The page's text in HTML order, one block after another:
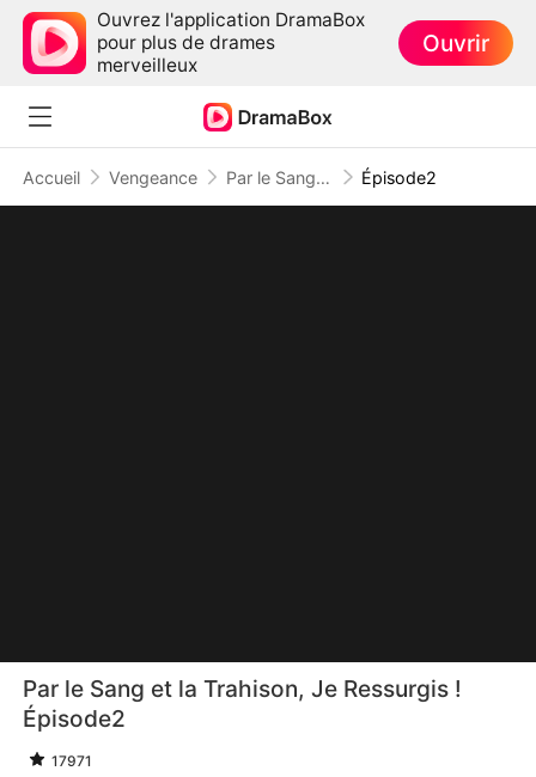
Ouvrez l'application DramaBox
pour plus de drames
merveilleux
Ouvrir
Accueil Vengeance Par le Sang et la Trahison, Je Ressurgis ! Épisode2
Par le Sang et la Trahison, Je Ressurgis !
Épisode2
17971